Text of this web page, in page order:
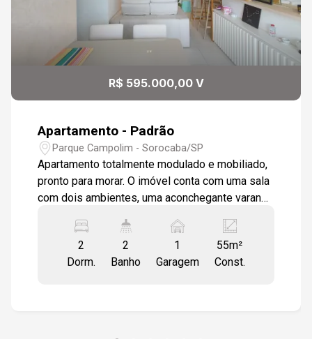
R$ 595.000,00 V
Apartamento - Padrão
Parque Campolim - Sorocaba/SP
Apartamento totalmente modulado e mobiliado,
pronto para morar. O imóvel conta com uma sala
com dois ambientes, uma aconchegante varanda
área de serviço e varanda técnica. Possui 2
quartos modulados, sendo 1 suíte equipada
com ar-condicionado. Os banheiros são
2
Dorm.
2
Banho
1
Garagem
55m²
Const.